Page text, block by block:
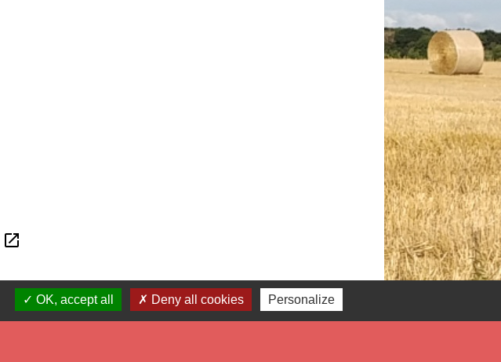
open_in_new
Signaler une erreur sur cette page
OK, accept all Deny all cookies Personalize